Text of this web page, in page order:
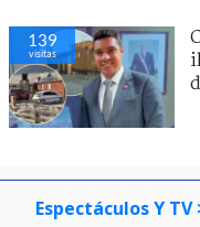
139
visitas
Espectáculos Y TV